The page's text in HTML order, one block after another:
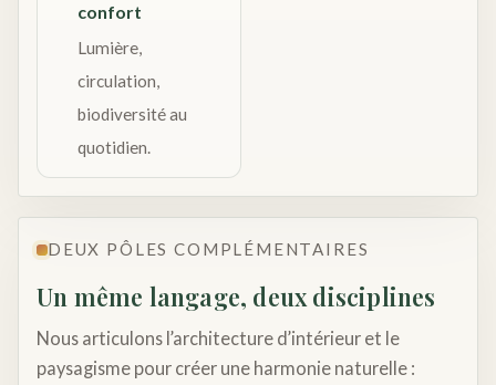
confort
Lumière,
circulation,
biodiversité au
quotidien.
DEUX PÔLES COMPLÉMENTAIRES
Un même langage, deux disciplines
Nous articulons l’architecture d’intérieur et le
paysagisme pour créer une harmonie naturelle :